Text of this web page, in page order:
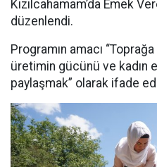
Kızılcahamam’da Emek
düzenlendi.
Programın amacı
üretimin gücünü ve kadın
paylaşmak” olarak ifade